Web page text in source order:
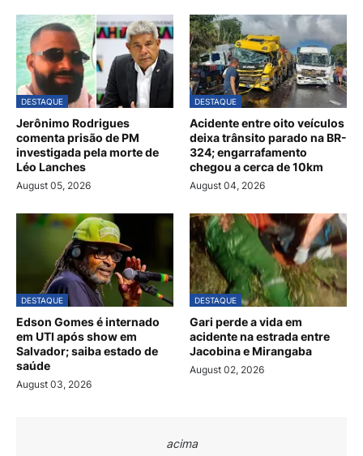
DESTAQUE
Jerônimo Rodrigues
comenta prisão de PM
investigada pela morte de
Léo Lanches
August 05, 2026
DESTAQUE
Acidente entre oito veículos
deixa trânsito parado na BR-
324; engarrafamento
chegou a cerca de 10km
August 04, 2026
DESTAQUE
Edson Gomes é internado
em UTI após show em
Salvador; saiba estado de
saúde
August 03, 2026
DESTAQUE
Gari perde a vida em
acidente na estrada entre
Jacobina e Mirangaba
August 02, 2026
acima